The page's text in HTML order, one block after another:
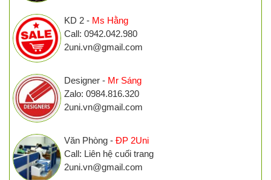
KD 2 - Ms Hằng
Call: 0942.042.980
2uni.vn@gmail.com
Designer - Mr Sáng
Zalo: 0984.816.320
2uni.vn@gmail.com
Văn Phòng - ĐP 2Uni
Call: Liên hệ cuối trang
2uni.vn@gmail.com